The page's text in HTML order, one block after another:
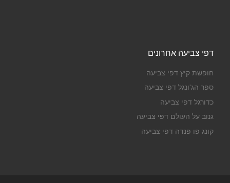
דפי צביעה אחרונים
חופשת קיץ דפי צביעה
ספר הג'ונגל דפי צביעה
כדורגל דפי צביעה
גנוב על העולם דפי צביעה
קונג פו פנדה דפי צביעה